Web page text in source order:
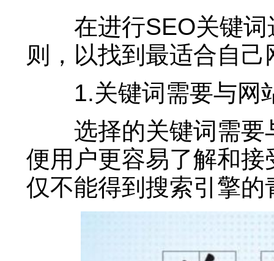
在进行SEO关键词
则，以找到最适合自
1.关键词需要与网
选择的关键词需要
便用户更容易了解和
仅不能得到搜索引擎